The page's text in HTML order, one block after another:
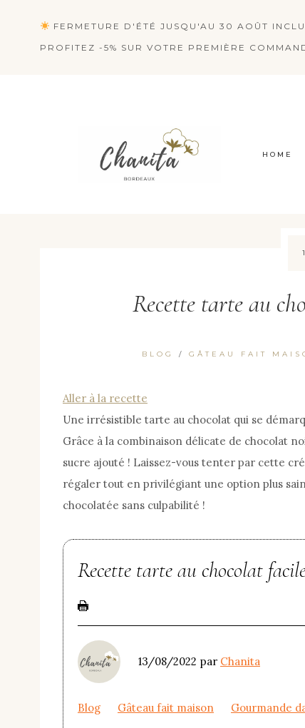
contenu
FERMETURE D'ÉTÉ JUSQU'AU 30 AOÛT
PROFITEZ -5% SUR VOTRE PREMIÈRE
HOME
Recette tarte au
BLOG / GÂTEAU FAIT
Aller à la recette
Une irrésistible tarte au chocolat qui se
Grâce à la combinaison délicate de chocolat
sucre ajouté ! Laissez-vous tenter par cette
régaler tout en privilégiant une option plus
chocolatée sans culpabilité !
Recette tarte au chocolat
13/08/2022 par Chanita
Blog Gâteau fait maison Gourmande